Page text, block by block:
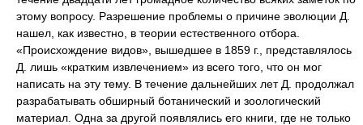
этому вопросу. Разрешение проблемы о причине эволюции Д.
нашел, как известно, в теории естественного отбора.
«Происхождение видов», вышедшее в 1859 г., представлялось
Д. лишь «кратким извлечением» из всего того, что он мог
написать на эту тему. В течение дальнейших лет Д. продолжал
разрабатывать обширный ботанический и зоологический
материал. Одна за другой появлялись его книги, где не только